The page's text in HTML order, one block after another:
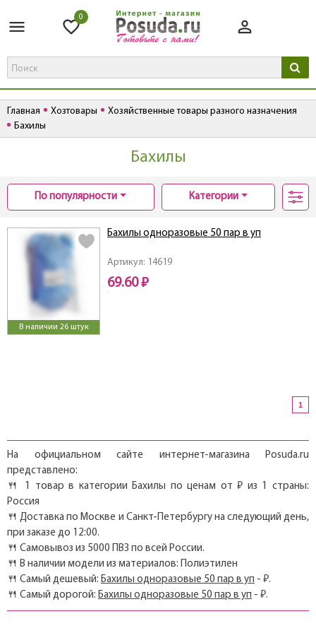
0
Главная Хозтовары
Хозяйственные товары разного назначения
Бахилы
Бахилы
По популярности Категории
В наличии 26 штук
Артикул: 14619
Бахилы одноразовые 50 пар в уп
69.60 ₽
1
На официальном сайте интернет-магазина Posuda.ru
представлено:
🍴 1 товар в категории Бахилы по ценам от ₽ из 1 страны:
Россия
🍴 Доставка по Москве и Санкт-Петербургу на следующий день,
при заказе до 12:00.
🍴 Самовывоз из 5000 ПВЗ по всей России.
🍴 В наличии модели из материалов: Полиэтилен
🍴 Самый дешевый: Бахилы одноразовые 50 пар в уп - ₽.
🍴 Самый дорогой: Бахилы одноразовые 50 пар в уп - ₽.